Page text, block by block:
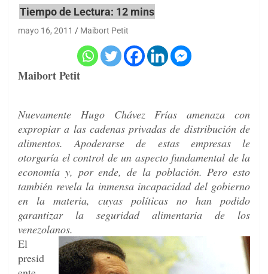
mayo 16, 2011 Maibort Petit
Maibort Petit
Nuevamente Hugo Chávez Frías amenaza con
expropiar a las cadenas privadas de distribución de
alimentos. Apoderarse de estas empresas le
otorgaría el control de un aspecto fundamental de la
economía y, por ende, de la población. Pero esto
también revela la inmensa incapacidad del gobierno
en la materia, cuyas políticas no han podido
garantizar la seguridad alimentaria de los
venezolanos.
El
presid